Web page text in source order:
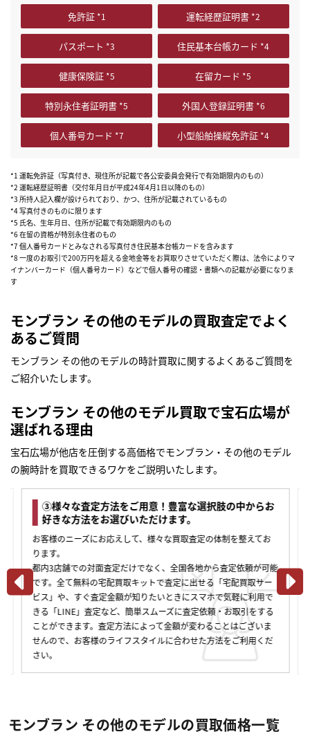
免許証 運転経歴証明書
パスポート 住民基本台帳カード
健康保険証 在留カード
特別永住者証明書 外国人登録証明書
個人番号カード 小型船舶操縦免許証
*1 運転免許証（写真付き、現住所が記載で各公安委員会発行で有効期限内のもの）
*2 運転経歴証明書（交付年月日が平成24年4月1日以降のもの）
*3 所持人記入欄が設けられており、かつ、住所が記載されているもの
*4 写真付きのものに限ります
*5 氏名、生年月日、住所が記載で有効期限内のもの
*6 在留の資格が特別永住者のもの
*7 個人番号カードとみなされる写真付き住民基本台帳カードを含みます
*8 一度のお取引で200万円を超える金地金等をお買取りさせていただく際は、法令によりマ
イナンバーカード（個人番号カード）などで個人番号の確認・書類への記載が必要になりま
す
モンブラン その他のモデルの買取査定でよく
あるご質問
モンブラン その他のモデルの時計買取に関するよくあるご質問を
ご紹介いたします。
モンブラン その他のモデル買取で宝石広場が
選ばれる理由
宝石広場が他店を圧倒する高価格でモンブラン・その他のモデル
の腕時計を買取できるワケをご説明いたします。
③様々な査定方法をご用意！豊富な選択肢の中からお
好きな方法をお選びいただけます。
お客様のニーズにお応えして、様々な買取査定の体制を整えてお
ります。
都内3店舗での対面査定だけでなく、全国各地から査定依頼が可能
です。全て無料の宅配買取キットで査定に出せる「宅配買取サー
ビス」や、すぐ査定金額が知りたいときにスマホで気軽に利用で
きる「LINE」査定など、簡単スムーズに査定依頼・お取引をする
ことができます。査定方法によって金額が変わることはございま
せんので、お客様のライフスタイルに合わせた方法をご利用くだ
さい。
モンブラン その他のモデルの買取価格一覧